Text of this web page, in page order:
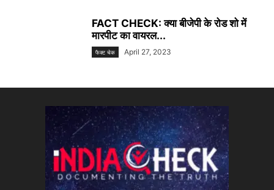
FACT CHECK: क्या बीजेपी के रोड शो में
मारपीट का वायरल...
फैक्ट चेक April 27, 2023